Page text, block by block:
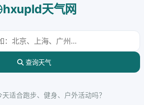
hxupld天气网
查询天气
天适合跑步、健身、户外活动吗？